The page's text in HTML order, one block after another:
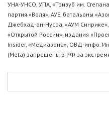
УНА-УНСО, УПА, «Тризуб им.
партия «Воля», АУЕ, батальоны
Джебхад-ан-Нусра, «АУМ
«Открытой России», издания
Insider, «Медиазона», ОВД-инфо.
(Metа) запрещены в РФ за